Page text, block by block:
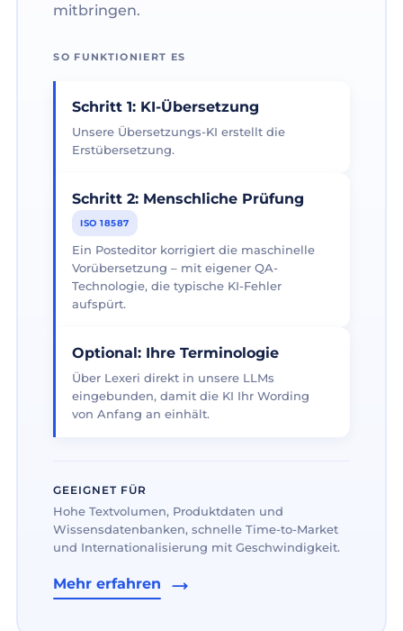
mitbringen.
SO FUNKTIONIERT ES
Schritt 1: KI-Übersetzung
Unsere Übersetzungs-KI erstellt die
Erstübersetzung.
Schritt 2: Menschliche Prüfung
ISO 18587
Ein Posteditor korrigiert die maschinelle
Vorübersetzung – mit eigener QA-
Technologie, die typische KI-Fehler
aufspürt.
Optional: Ihre Terminologie
Über Lexeri direkt in unsere LLMs
eingebunden, damit die KI Ihr Wording
von Anfang an einhält.
GEEIGNET FÜR
Hohe Textvolumen, Produktdaten und
Wissensdatenbanken, schnelle Time-to-Market
und Internationalisierung mit Geschwindigkeit.
Mehr erfahren